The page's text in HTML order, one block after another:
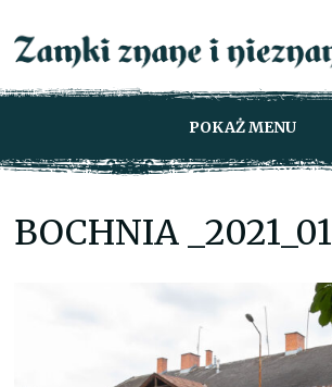
POKAŻ MENU
BOCHNIA _2021_01